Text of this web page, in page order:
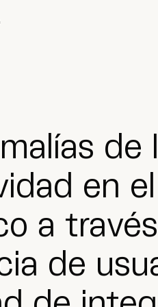
de
en
a
de